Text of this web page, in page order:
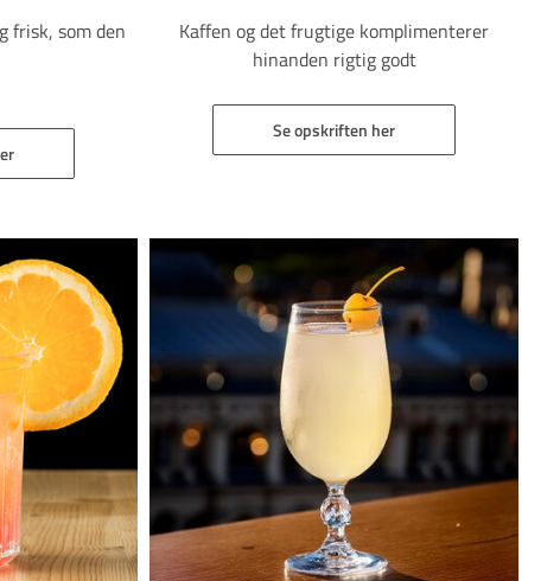
frisk, som den
Kaffen og det frugtige komplimenterer
hinanden rigtig godt
Se opskriften her